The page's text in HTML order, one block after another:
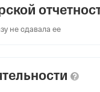
д 18
не сдавала ее